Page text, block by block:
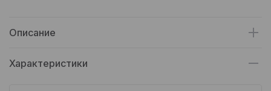
Описание
Характеристики